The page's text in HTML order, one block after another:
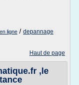
ligne / depannage
Haut de page
,le